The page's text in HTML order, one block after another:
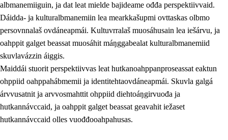
albmanemiiguin, ja dat leat mielde bajideame ođđa perspektiivvaid.
Dáidda- ja kulturalbmanemiin lea mearkkašupmi ovttaskas olbmo
persovnnalaš ovdáneapmái. Kultuvrralaš muosáhusain lea iešárvu, ja
oahppit galget beassat muosáhit máŋggabealat kulturalbmanemiid
skuvlavázzin áiggis.
Maiddái stuorit perspektiivvas leat hutkanoahppanproseassat eaktun
ohppiid oahppahábmemii ja identitehtaovdáneapmái. Skuvla galgá
árvvusatnit ja arvvosmahttit ohppiid diehtoáŋgirvuođa ja
hutkannávccaid, ja oahppit galget beassat geavahit iežaset
hutkannávccaid olles vuođđooahpahusas.